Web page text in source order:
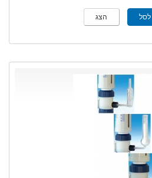
לסל הצג